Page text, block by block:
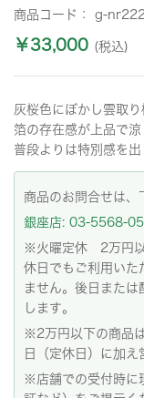
商品コード： g-nr222
￥33,000 (税込)
灰桜色にぼかし雲取
箔の存在感が上品で
普段よりは特別感を出
商品のお問合せは、
銀座店: 03-5568-
※火曜定休 2万円以
休日でもご利用いた
ません。後日または
します。
※2万円以下の商品
日（定休日）に加え
※店舗での受付時に